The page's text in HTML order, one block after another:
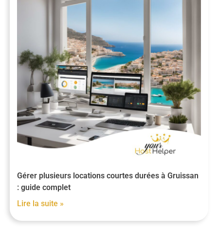
Gérer plusieurs locations courtes durées à Gruissan
: guide complet
Lire la suite »